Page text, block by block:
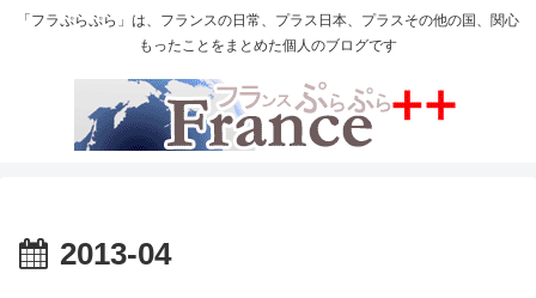
「フラぷらぷら」は、フランスの日常、プラス日本、プラスその他の国、関心
もったことをまとめた個人のブログです
2013-04